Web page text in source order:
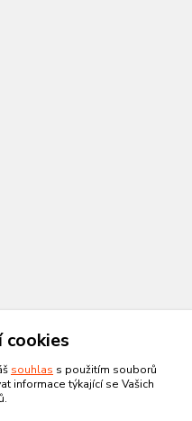
cookies
souhlas s použitím souborů
informace týkající se Vašich